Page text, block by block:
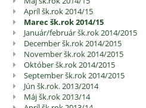
Apríl šk.rok 2014/15
Marec šk.rok 2014/15
Január/február šk.rok 2014/2015
December šk.rok 2014/2015
November šk.rok 2014/2015
Október šk.rok 2014/2015
September šk.rok 2014/2015
Jún šk.rok. 2013/2014
Máj šk.rok 2013/14